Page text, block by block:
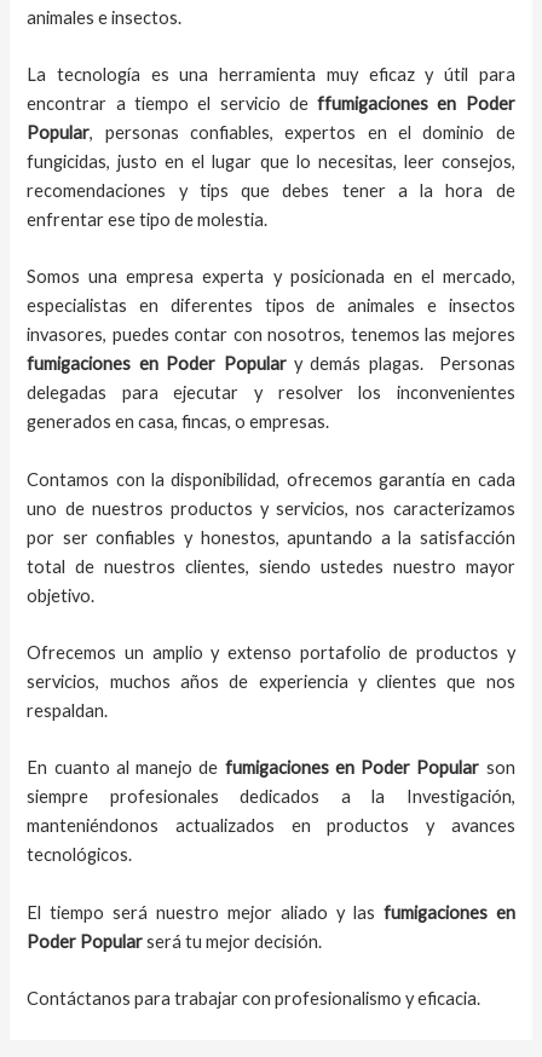
animales e insectos.
La tecnología es una herramienta muy eficaz y útil para
encontrar a tiempo el servicio deffumigaciones en Poder
Popular, personas confiables, expertos en el dominio de
fungicidas, justo en el lugar que lo necesitas, leer consejos,
recomendaciones y tips que debes tener a la hora de
enfrentar ese tipo de molestia.
Somos una empresa experta y posicionada en el mercado,
especialistas en diferentes tipos de animales e insectos
invasores, puedes contar con nosotros, tenemos las mejores
fumigaciones en Poder Populary demás plagas. Personas
delegadas para ejecutar y resolver los inconvenientes
generados en casa, fincas, o empresas.
Contamos con la disponibilidad, ofrecemos garantía en cada
uno de nuestros productos y servicios, nos caracterizamos
por ser confiables y honestos, apuntando a la satisfacción
total de nuestros clientes, siendo ustedes nuestro mayor
objetivo.
Ofrecemos un amplio y extenso portafolio de productos y
servicios, muchos años de experiencia y clientes que nos
respaldan.
En cuanto almanejo de fumigaciones en Poder Popular son
siempre profesionales dedicados a la Investigación,
manteniéndonos actualizados en productos y avances
tecnológicos.
El tiempo será nuestro mejor aliado y las fumigaciones en
Poder Popularserá tu mejor decisión.
Contáctanos para trabajar con profesionalismo y eficacia.